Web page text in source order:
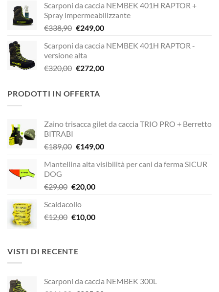
originale
era:
€338,90.
attuale
è:
€229,00.
Scarponi da caccia NEMBEK 401H RAPTOR +
Spray impermeabilizzante
€338,90 Il
originale
era:
€338,90.
€249,00Il
attuale
€249,00.
Scarponi da caccia NEMBEK 401H RAPTOR -
versione alta
€320,00 Il
era:
€272,00Il
PRODOTTI IN OFFERTA
Zaino trisacca gilet da caccia TRIO PRO + Berretto
BITRABI
€189,00 Il
originale
€189,00.
€149,00Il
attuale
Mantellina alta visibilità per cani da ferma SICUR
DOG
€29,00 Il
originale
era:
€20,00Il
è:
Scaldacollo
€12,00 Il
era:
€12,00.
€10,00Il
VISTI DI RECENTE
Scarponi da caccia NEMBEK 300L